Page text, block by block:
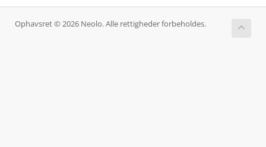
Ophavsret © 2026 Neolo. Alle rettigheder forbeholdes.